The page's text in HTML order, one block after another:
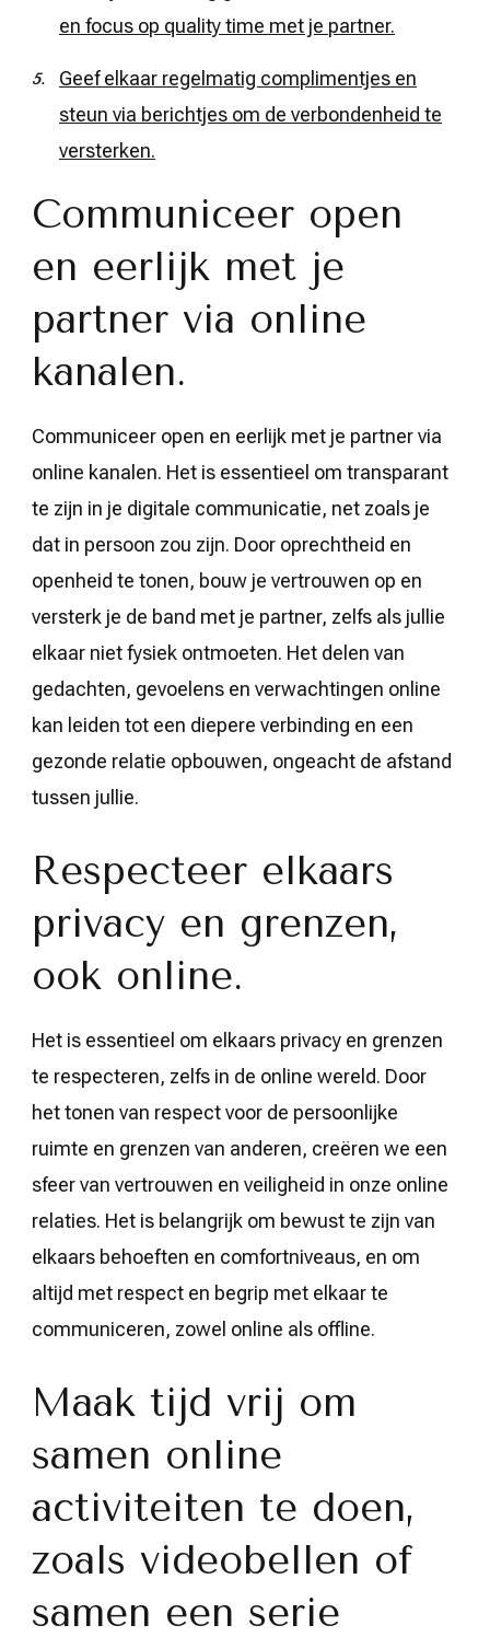
en focus op quality time met je partner.
Geef elkaar regelmatig complimentjes en
steun via berichtjes om de verbondenheid te
versterken.
Communiceer open
en eerlijk met je
partner via online
kanalen.
Communiceer open en eerlijk met je partner via
online kanalen. Het is essentieel om transparant
te zijn in je digitale communicatie, net zoals je
dat in persoon zou zijn. Door oprechtheid en
openheid te tonen, bouw je vertrouwen op en
versterk je de band met je partner, zelfs als jullie
elkaar niet fysiek ontmoeten. Het delen van
gedachten, gevoelens en verwachtingen online
kan leiden tot een diepere verbinding en een
gezonde relatie opbouwen, ongeacht de afstand
tussen jullie.
Respecteer elkaars
privacy en grenzen,
ook online.
Het is essentieel om elkaars privacy en grenzen
te respecteren, zelfs in de online wereld. Door
het tonen van respect voor de persoonlijke
ruimte en grenzen van anderen, creëren we een
sfeer van vertrouwen en veiligheid in onze online
relaties. Het is belangrijk om bewust te zijn van
elkaars behoeften en comfortniveaus, en om
altijd met respect en begrip met elkaar te
communiceren, zowel online als offline.
Maak tijd vrij om
samen online
activiteiten te doen,
zoals videobellen of
samen een serie